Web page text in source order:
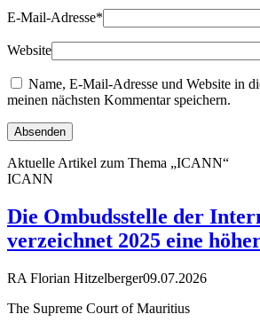
E-Mail-Adresse*
Website
Name, E-Mail-Adresse und Website in
meinen nächsten Kommentar speichern.
Aktuelle Artikel zum Thema „ICANN“
ICANN
Die Ombudsstelle der
verzeichnet 2025 eine
RA Florian Hitzelberger09.07.2026
The Supreme Court of Mauritius